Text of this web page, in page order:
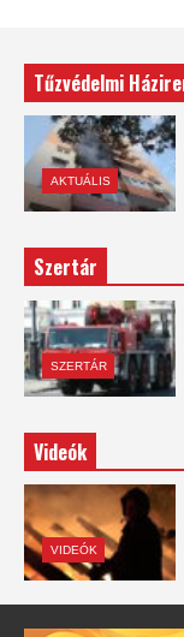
Tűzvédelmi
AKTUÁLIS
Szertár
SZERTÁR
Videók
VIDEÓK